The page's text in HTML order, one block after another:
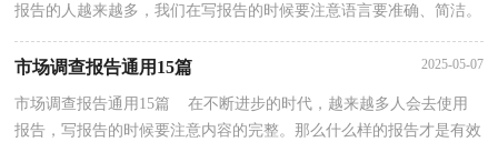
报告的人越来越多，我们在写报告的时候要注意语言要准确、简洁。
市场调查报告通用15篇 2025-05-07
市场调查报告通用15篇 在不断进步的时代，越来越多人会去使用
报告，写报告的时候要注意内容的完整。那么什么样的报告才是有效